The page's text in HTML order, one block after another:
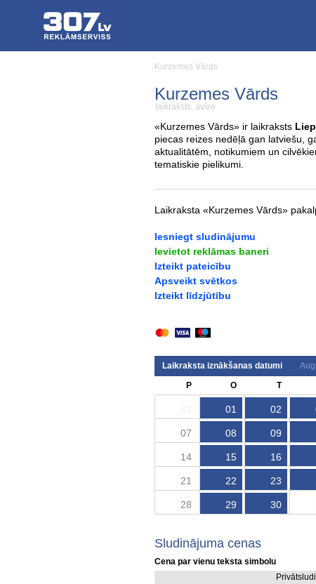
Kurzemes Vārds
Kurzemes Vārds
laikraksts, avīze
«Kurzemes Vārds» ir laikraksts
piecas reizes nedēļā gan latviešu,
aktualitātēm, notikumiem un
tematiskie pielikumi.
Laikraksta «Kurzemes Vārds»
Iesniegt sludinājumu
Ievietot reklāmas baneri
Izteikt pateicību
Apsveikt svētkos
Izteikt līdzjūtību
Laikraksta iznākšanas datumi
P
O T
01 02
07 08 09
14 15 16
21 22 23
28 29 30
Sludinājuma cenas
Cena par vienu teksta simbolu